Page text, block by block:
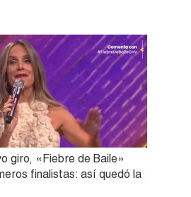
giro, «Fiebre de Baile»
finalistas: así quedó la